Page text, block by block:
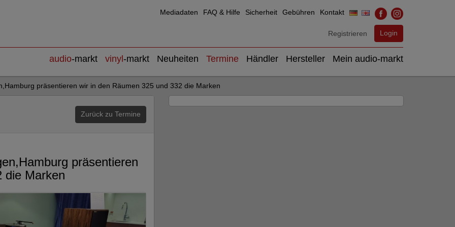
Mediadaten FAQ & Hilfe Sicherheit Gebühren Kontakt
Registrieren Login
audio-markt vinyl -markt Neuheiten Termine Händler Hersteller Mein audio-markt
präsentieren wir in den Räumen 325 und 332 die Marken
Zurück zu Termine
präsentieren
die Marken